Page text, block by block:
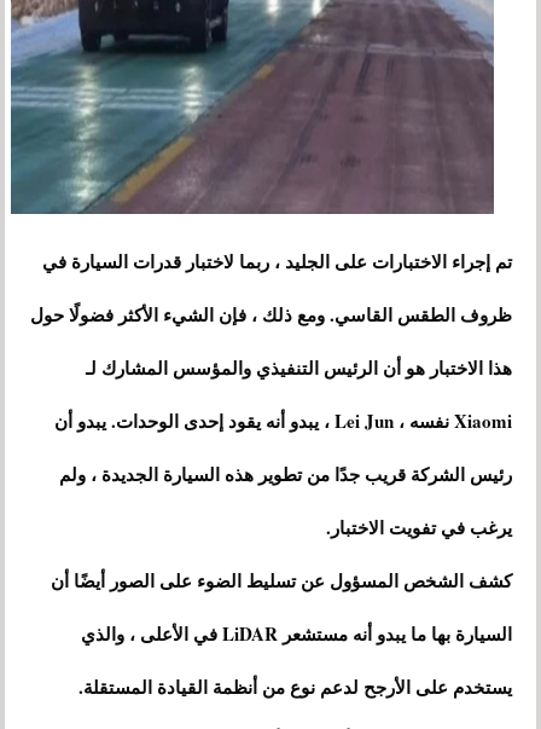
تم إجراء الاختبارات على الجليد ، ربما لاختبار قدرات السيارة في
ظروف الطقس القاسي. ومع ذلك ، فإن الشيء الأكثر فضولًا حول
هذا الاختبار هو أن الرئيس التنفيذي والمؤسس المشارك لـ
Xiaomi نفسه ، Lei Jun ، يبدو أنه يقود إحدى الوحدات. يبدو أن
رئيس الشركة قريب جدًا من تطوير هذه السيارة الجديدة ، ولم
يرغب في تفويت الاختبار.
كشف الشخص المسؤول عن تسليط الضوء على الصور أيضًا أن
السيارة بها ما يبدو أنه مستشعر LiDAR في الأعلى ، والذي
يستخدم على الأرجح لدعم نوع من أنظمة القيادة المستقلة.